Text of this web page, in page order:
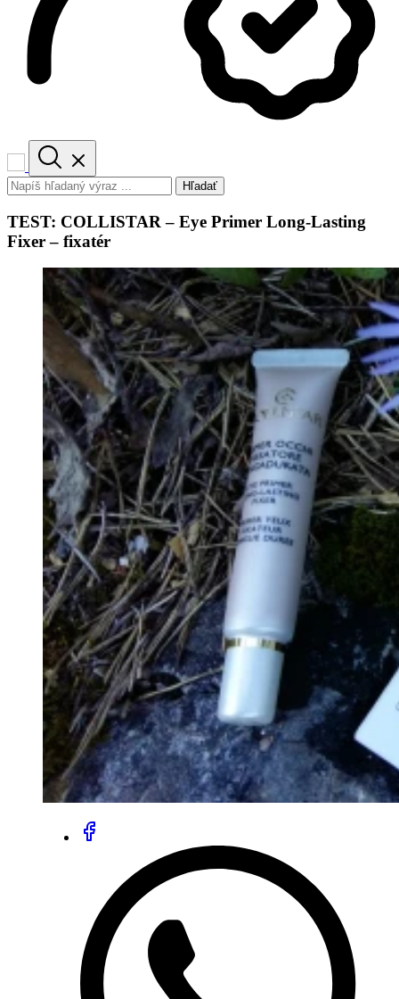
Hľadať
TEST: COLLISTAR – Eye Primer Long-Lasting
Fixer – fixatér